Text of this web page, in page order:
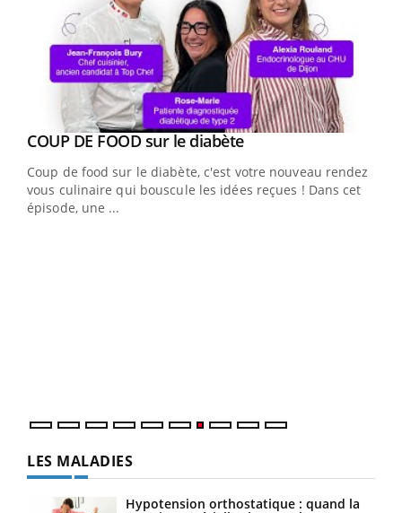
Youtube
COUP DE FOOD sur le diabèteYoutube
Coup de food sur le diabète, c'est votre nouveau rendez-
vous culinaire qui bouscule les idées reçues ! Dans cet
épisode, une ...
LES MALADIES
Hypotension orthostatique : quand la